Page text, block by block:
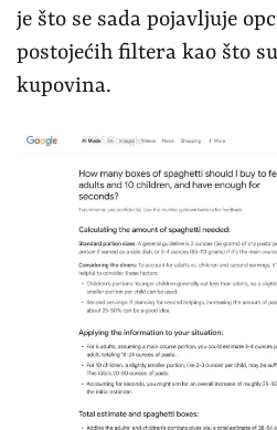
je što se sada pojavljuje
postojećih filtera kao što
kupovina.